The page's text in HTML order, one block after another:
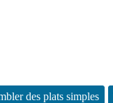
des plats simples